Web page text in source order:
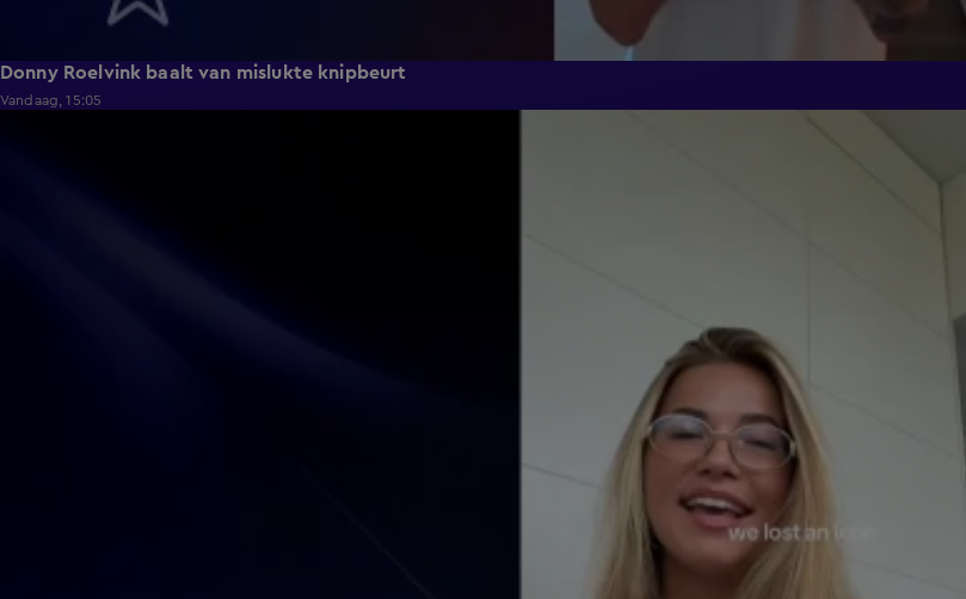
Donny Roelvink baalt van mislukte knipbeurt
Vandaag, 15:05